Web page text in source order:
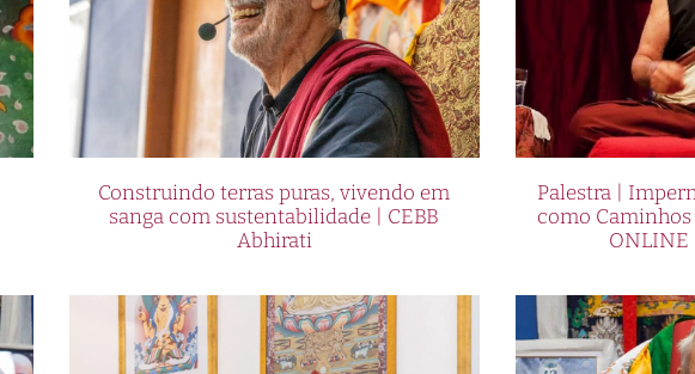
Construindo terras puras, vivendo em
sanga com sustentabilidade | CEBB
Abhirati
Palestra |
como Caminhos
ONLINE